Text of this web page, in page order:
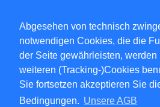
Abgesehen von technisch
notwendigen Cookies, die die
der Seite gewährleisten, werden
weiteren (Tracking-)Cookies
Sie fortsetzen akzeptieren Sie
Bedingungen. Unsere AGB